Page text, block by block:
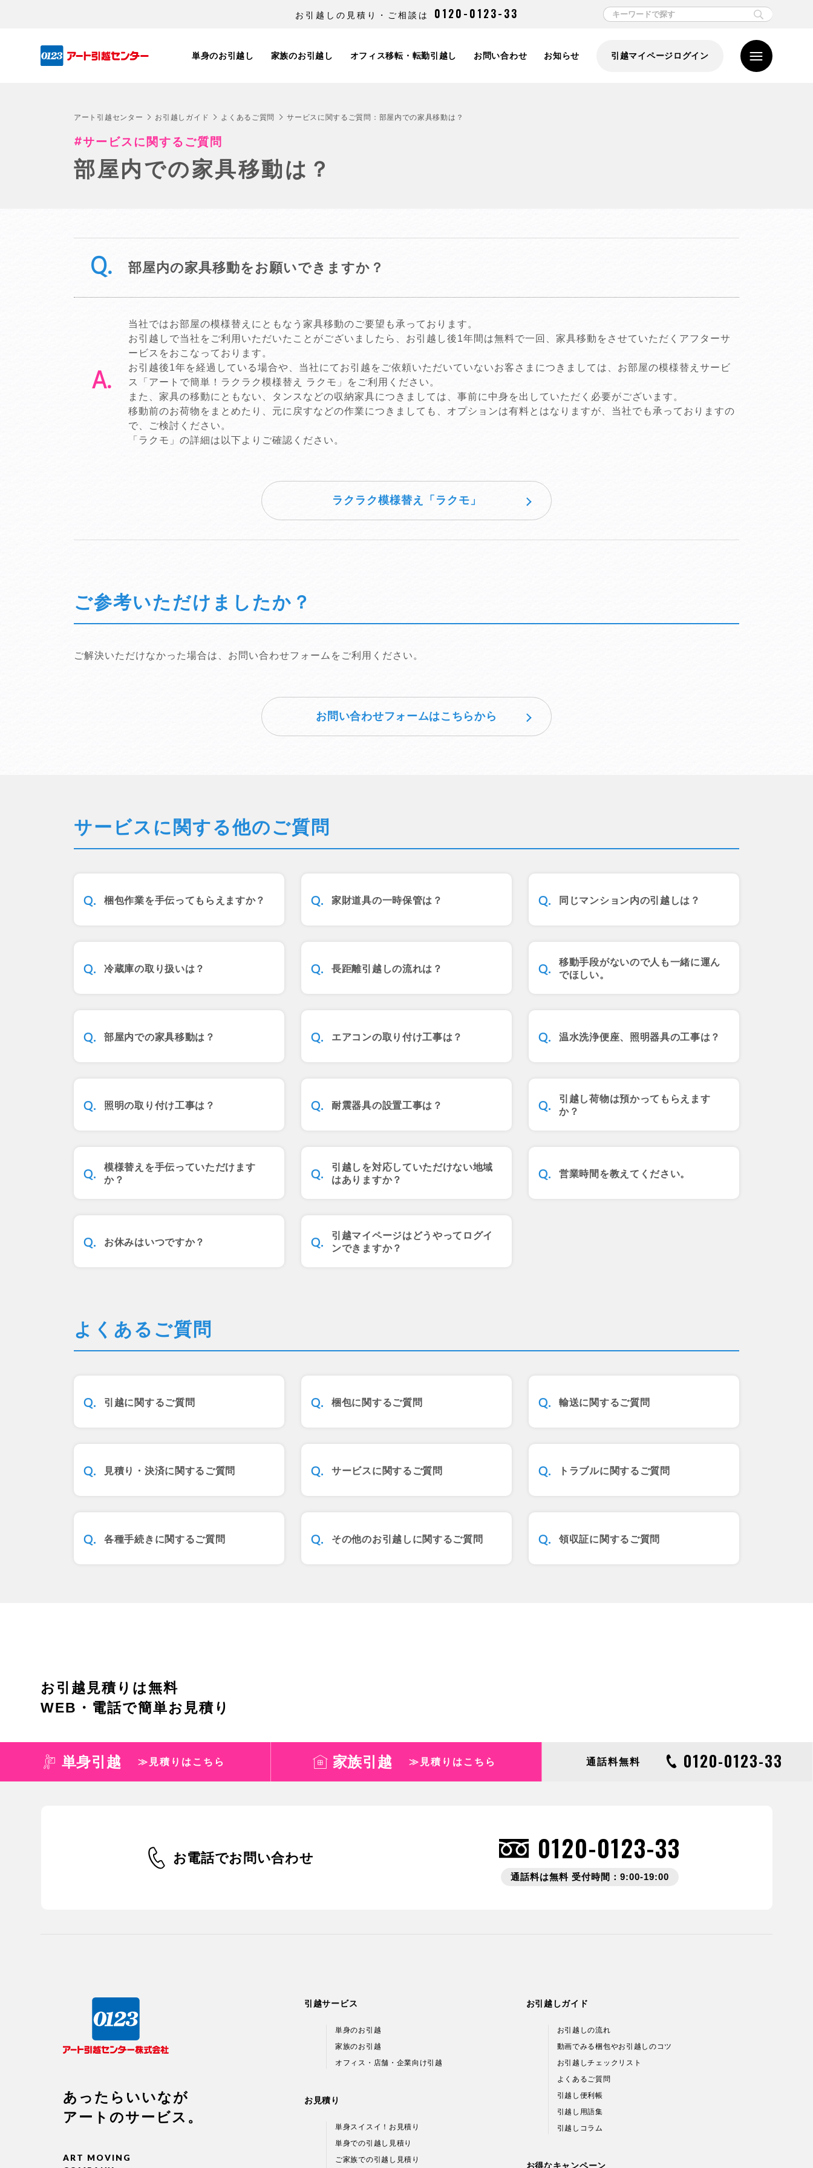
お引越しの見積り・ご相談は 0120-0123-33
単身のお引越し 家族のお引越し オフィス移転・転勤引越し お問い合わせ お知らせ 引越マイページログイン
アート引越センター お引越しガイド よくあるご質問 サービスに関するご質問：部屋内での家具移動は？
サービスに関するご質問
部屋内での家具移動は？
部屋内の家具移動をお願いできますか？
当社ではお部屋の模様替えにともなう家具移動のご要望も承っております。
お引越しで当社をご利用いただいたことがございましたら、お引越し後1年間は無料で一回、家具移動をさせていただくアフターサ
ービスをおこなっております。
お引越後1年を経過している場合や、当社にてお引越をご依頼いただいていないお客さまにつきましては、お部屋の模様替えサービ
ス「アートで簡単！ラクラク模様替え ラクモ」をご利用ください。
また、家具の移動にともない、タンスなどの収納家具につきましては、事前に中身を出していただく必要がございます。
移動前のお荷物をまとめたり、元に戻すなどの作業につきましても、オプションは有料とはなりますが、当社でも承っておりますの
で、ご検討ください。
「ラクモ」の詳細は以下よりご確認ください。
ラクラク模様替え「ラクモ」
ご参考いただけましたか？
ご解決いただけなかった場合は、お問い合わせフォームをご利用ください。
お問い合わせフォームはこちらから
サービスに関する他のご質問
梱包作業を手伝ってもらえますか？ 家財道具の一時保管は？ 同じマンション内の引越しは？
冷蔵庫の取り扱いは？ 長距離引越しの流れは？
移動手段がないので人も一緒に運ん
でほしい。
部屋内での家具移動は？ エアコンの取り付け工事は？ 温水洗浄便座、照明器具の工事は？
照明の取り付け工事は？ 耐震器具の設置工事は？
引越し荷物は預かってもらえます
か？
模様替えを手伝っていただけます
か？
引越しを対応していただけない地域
はありますか？
営業時間を教えてください。
お休みはいつですか？
引越マイページはどうやってログイ
ンできますか？
よくあるご質問
引越に関するご質問 梱包に関するご質問 輸送に関するご質問
見積り・決済に関するご質問 サービスに関するご質問 トラブルに関するご質問
各種手続きに関するご質問 その他のお引越しに関するご質問 領収証に関するご質問
お引越見積りは無料
WEB・電話で簡単お見積り
単身引越 ≫見積りはこちら 家族引越 ≫見積りはこちら 通話料無料 0120-0123-33
お電話でお問い合わせ 0120-0123-33
通話料は無料 受付時間：9:00-19:00
あったらいいなが
アートのサービス。
ART MOVING
引越サービス
単身のお引越
家族のお引越
オフィス・店舗・企業向け引越
お見積り
単身スイスイ！お見積り
単身での引越し見積り
ご家族での引越し見積り
お引越しガイド
お引越しの流れ
動画でみる梱包やお引越しのコツ
お引越しチェックリスト
よくあるご質問
引越し便利帳
引越し用語集
引越しコラム
お得なキャンペーン